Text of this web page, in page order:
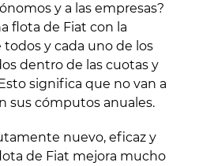
y a las empresas?
flota de Fiat con la
y cada uno de los
dentro de las cuotas y
significa que no van a
sus cómputos anuales.
nuevo, eficaz y
de Fiat mejora mucho